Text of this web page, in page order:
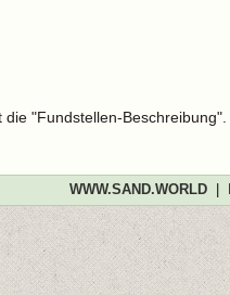
die "Fundstellen-
WWW.SAND.WORLD|